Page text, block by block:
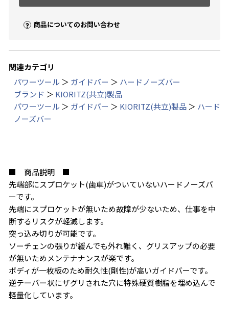
商品についてのお問い合わせ
関連カテゴリ
パワーツール ＞ ガイドバー ＞ ハードノーズバー
ブランド ＞ KIORITZ(共立)製品
パワーツール ＞ ガイドバー ＞ KIORITZ(共立)製品 ＞ ハード
ノーズバー
■ 商品説明 ■
先端部にスプロケット(歯車)がついていないハードノーズバ
ーです。
先端にスプロケットが無いため故障が少ないため、仕事を中
断するリスクが軽減します。
突っ込み切りが可能です。
ソーチェンの張りが緩んでも外れ難く、グリスアップの必要
が無いためメンテナナンスが楽です。
ボディが一枚板のため耐久性(剛性)が高いガイドバーです。
逆テーパー状にザグリされた穴に特殊硬質樹脂を埋め込んで
軽量化しています。